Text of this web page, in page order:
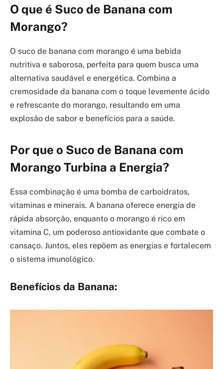
O que é Suco de Banana com
Morango?
O suco de banana com morango é uma bebida
nutritiva e saborosa, perfeita para quem busca uma
alternativa saudável e energética. Combina a
cremosidade da banana com o toque levemente ácido
e refrescante do morango, resultando em uma
explosão de sabor e benefícios para a saúde.
Por que o Suco de Banana com
Morango Turbina a Energia?
Essa combinação é uma bomba de carboidratos,
vitaminas e minerais. A banana oferece energia de
rápida absorção, enquanto o morango é rico em
vitamina C, um poderoso antioxidante que combate o
cansaço. Juntos, eles repõem as energias e fortalecem
o sistema imunológico.
Benefícios da Banana: